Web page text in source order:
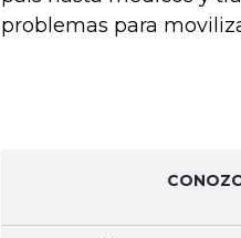
problemas para